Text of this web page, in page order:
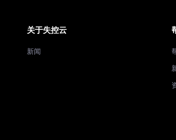
关于失控云
新闻